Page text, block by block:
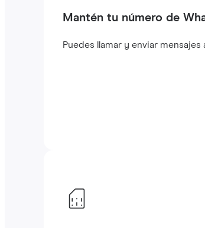
Mantén tu número de
Puedes llamar y enviar